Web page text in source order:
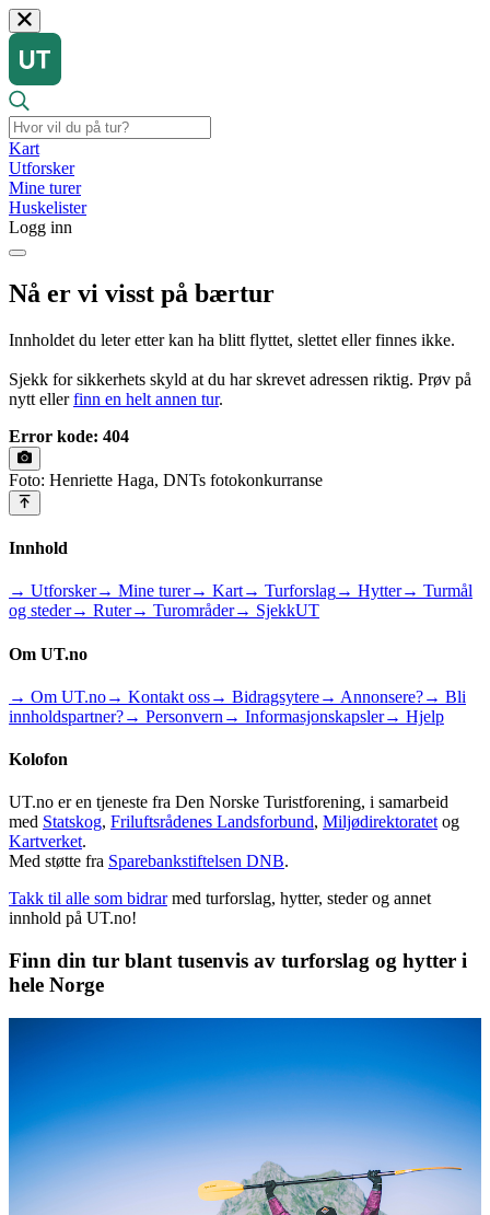
Kart
Utforsker
Mine turer
Huskelister
Logg inn
Nå er vi visst på bærtur
Innholdet du leter etter kan ha blitt flyttet, slettet eller finnes ikke.
Sjekk for sikkerhets skyld at du har skrevet adressen riktig. Prøv på
nytt eller finn en helt annen tur.
Error kode: 404
Foto: Henriette Haga, DNTs fotokonkurranse
Innhold
→ Utforsker→ Mine turer→ Kart→ Turforslag→ Hytter→ Turmål
og steder→ Ruter→ Turområder→ SjekkUT
Om UT.no
→ Om UT.no→ Kontakt oss→ Bidragsytere→ Annonsere?→ Bli
innholdspartner?→ Personvern → Informasjonskapsler→ Hjelp
Kolofon
UT.no er en tjeneste fra Den Norske Turistforening, i samarbeid
med Statskog, Friluftsrådenes Landsforbund, Miljødirektoratet og
Kartverket.
Med støtte fra Sparebankstiftelsen DNB.
Takk til alle som bidrar med turforslag, hytter, steder og annet
innhold på UT.no!
Finn din tur blant tusenvis av turforslag og hytter i
hele Norge